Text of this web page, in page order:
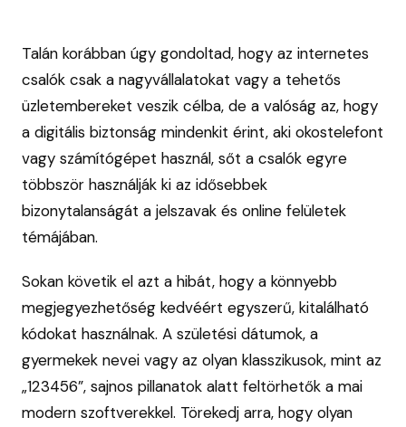
Talán korábban úgy gondoltad, hogy az internetes
csalók csak a nagyvállalatokat vagy a tehetős
üzletembereket veszik célba, de a valóság az, hogy
a digitális biztonság mindenkit érint, aki okostelefont
vagy számítógépet használ, sőt a csalók egyre
többször használják ki az idősebbek
bizonytalanságát a jelszavak és online felületek
témájában.
Sokan követik el azt a hibát, hogy a könnyebb
megjegyezhetőség kedvéért egyszerű, kitalálható
kódokat használnak. A születési dátumok, a
gyermekek nevei vagy az olyan klasszikusok, mint az
„123456”, sajnos pillanatok alatt feltörhetők a mai
modern szoftverekkel. Törekedj arra, hogy olyan